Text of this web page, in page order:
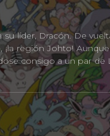
líder, Dracón. De
región Johto!
consigo a un par de